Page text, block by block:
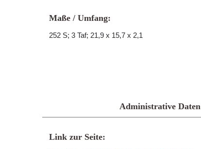
Maße / Umfang:
252 S; 3 Taf; 21,9 x 15,7 x 2,1
Administrative Daten
Link zur Seite: